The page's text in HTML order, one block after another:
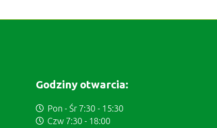
Godziny otwarcia:
Pon - Śr 7:30 - 15:30
Czw 7:30 - 18:00